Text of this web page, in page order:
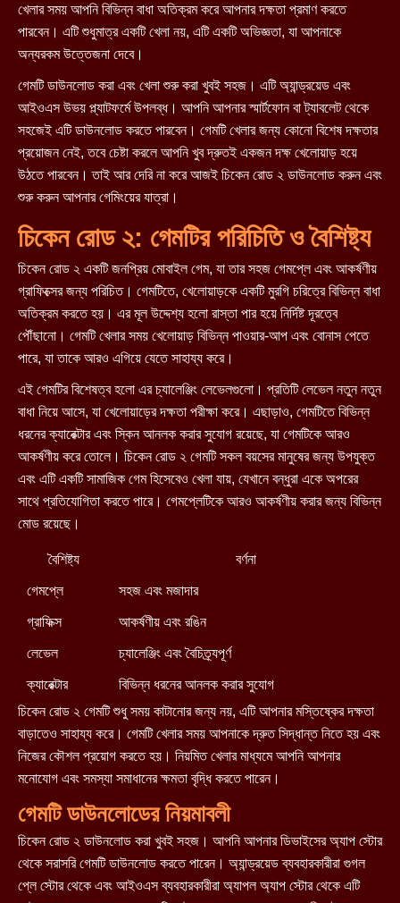
খেলার সময় আপনি বিভিন্ন বাধা অতিক্রম করে আপনার দক্ষতা প্রমাণ করতে
পারবেন। এটি শুধুমাত্র একটি খেলা নয়, এটি একটি অভিজ্ঞতা, যা আপনাকে
অন্যরকম উত্তেজনা দেবে।
গেমটি ডাউনলোড করা এবং খেলা শুরু করা খুবই সহজ। এটি অ্যান্ড্রয়েড এবং
আইওএস উভয় প্ল্যাটফর্মে উপলব্ধ। আপনি আপনার স্মার্টফোন বা ট্যাবলেট থেকে
সহজেই এটি ডাউনলোড করতে পারবেন। গেমটি খেলার জন্য কোনো বিশেষ দক্ষতার
প্রয়োজন নেই, তবে চেষ্টা করলে আপনি খুব দ্রুতই একজন দক্ষ খেলোয়াড় হয়ে
উঠতে পারবেন। তাই আর দেরি না করে আজই চিকেন রোড ২ ডাউনলোড করুন এবং
শুরু করুন আপনার গেমিংয়ের যাত্রা।
চিকেন রোড ২: গেমটির পরিচিতি ও বৈশিষ্ট্য
চিকেন রোড ২ একটি জনপ্রিয় মোবাইল গেম, যা তার সহজ গেমপ্লে এবং আকর্ষণীয়
গ্রাফিক্সের জন্য পরিচিত। গেমটিতে, খেলোয়াড়কে একটি মুরগি চরিত্রে বিভিন্ন বাধা
অতিক্রম করতে হয়। এর মূল উদ্দেশ্য হলো রাস্তা পার হয়ে নির্দিষ্ট দূরত্বে
পৌঁছানো। গেমটি খেলার সময় খেলোয়াড় বিভিন্ন পাওয়ার-আপ এবং বোনাস পেতে
পারে, যা তাকে আরও এগিয়ে যেতে সাহায্য করে।
এই গেমটির বিশেষত্ব হলো এর চ্যালেঞ্জিং লেভেলগুলো। প্রতিটি লেভেল নতুন নতুন
বাধা নিয়ে আসে, যা খেলোয়াড়ের দক্ষতা পরীক্ষা করে। এছাড়াও, গেমটিতে বিভিন্ন
ধরনের ক্যারেক্টার এবং স্কিন আনলক করার সুযোগ রয়েছে, যা গেমটিকে আরও
আকর্ষণীয় করে তোলে। চিকেন রোড ২ গেমটি সকল বয়সের মানুষের জন্য উপযুক্ত
এবং এটি একটি সামাজিক গেম হিসেবেও খেলা যায়, যেখানে বন্ধুরা একে অপরের
সাথে প্রতিযোগিতা করতে পারে। গেমপ্লেটিকে আরও আকর্ষণীয় করার জন্য বিভিন্ন
মোড রয়েছে।
বৈশিষ্ট্য বর্ণনা
গেমপ্লে সহজ এবং মজাদার
গ্রাফিক্স আকর্ষণীয় এবং রঙিন
লেভেল চ্যালেঞ্জিং এবং বৈচিত্র্যপূর্ণ
ক্যারেক্টার
বিভিন্ন ধরনের আনলক করার সুযোগ
চিকেন রোড ২ গেমটি শুধু সময় কাটানোর জন্য নয়, এটি আপনার মস্তিষ্কের দক্ষতা
বাড়াতেও সাহায্য করে। গেমটি খেলার সময় আপনাকে দ্রুত সিদ্ধান্ত নিতে হয় এবং
নিজের কৌশল প্রয়োগ করতে হয়। নিয়মিত খেলার মাধ্যমে আপনি আপনার
মনোযোগ এবং সমস্যা সমাধানের ক্ষমতা বৃদ্ধি করতে পারেন।
গেমটি ডাউনলোডের নিয়মাবলী
চিকেন রোড ২ ডাউনলোড করা খুবই সহজ। আপনি আপনার ডিভাইসের অ্যাপ স্টোর
থেকে সরাসরি গেমটি ডাউনলোড করতে পারেন। অ্যান্ড্রয়েড ব্যবহারকারীরা গুগল
প্লে স্টোর থেকে এবং আইওএস ব্যবহারকারীরা অ্যাপল অ্যাপ স্টোর থেকে এটি